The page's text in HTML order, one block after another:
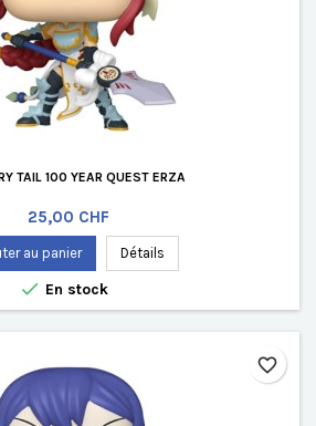
TAIL 100 YEAR QUEST ERZA
Prix
25,00 CHF
au panier Détails
 En stock
favorite_border